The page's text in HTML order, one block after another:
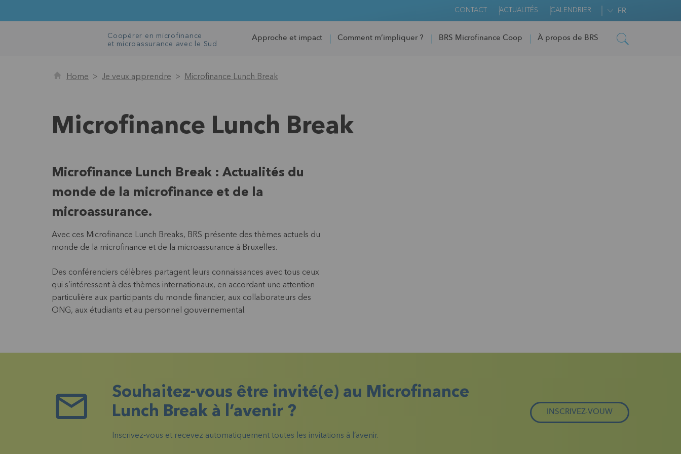
CONTACT ACTUALITÉS CALENDRIER FR
Coopérer en microfinance
et microassurance avec le Sud
Approche et impact Comment m’impliquer ? BRS Microfinance Coop À propos de BRS
Home Je veux apprendre Microfinance Lunch Break
Microfinance Lunch Break
Microfinance Lunch Break : Actualités du
monde de la microfinance et de la
microassurance.
Avec ces Microfinance Lunch Breaks, BRS présente des thèmes actuels du
monde de la microfinance et de la microassurance à Bruxelles.
Des conférenciers célèbres partagent leurs connaissances avec tous ceux
qui s’intéressent à des thèmes internationaux, en accordant une attention
particulière aux participants du monde financier, aux collaborateurs des
ONG, aux étudiants et au personnel gouvernemental.
Souhaitez-vous être invité(e) au Microfinance
Lunch Break à l’avenir ?
Inscrivez-vous et recevez automatiquement toutes les invitations à l’avenir.
INSCRIVEZ-VOUW